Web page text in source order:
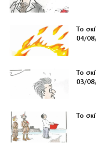
Το
04/
Το
03/
Το